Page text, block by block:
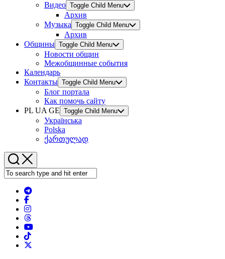
Видео Toggle Child Menu
Архив
Музыка Toggle Child Menu
Архив
Общины Toggle Child Menu
Новости общин
Межобщинные события
Календарь
Контакты Toggle Child Menu
Блог портала
Как помочь сайту
PL UA GE Toggle Child Menu
Українська
Polska
ქართულად